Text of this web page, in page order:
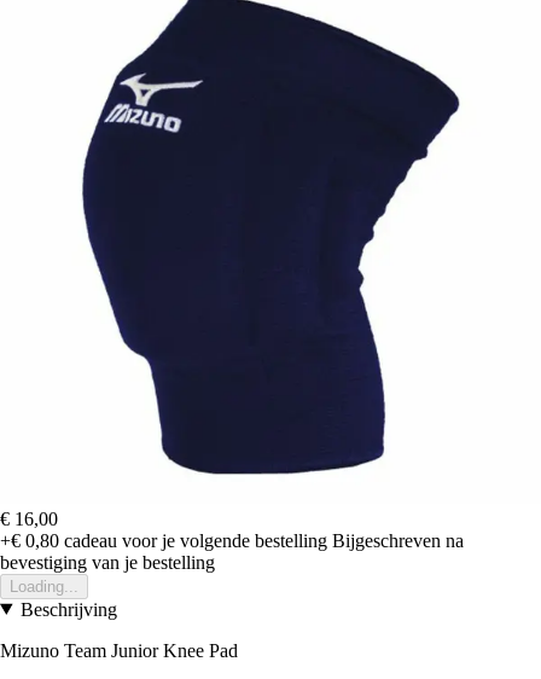
€ 16,00
+€ 0,80 cadeau voor je volgende bestelling Bijgeschreven na
bevestiging van je bestelling
Loading...
Beschrijving
Mizuno Team Junior Knee Pad